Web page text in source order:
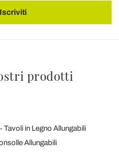
Iscriviti
prodotti
Tavoli in Legno Allungabili
Allungabili